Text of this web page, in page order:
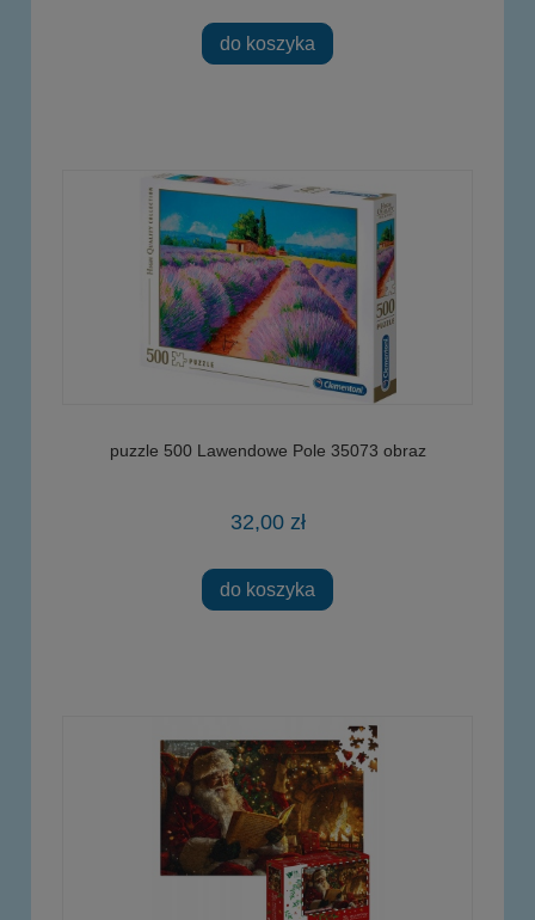
do koszyka
puzzle 500 Lawendowe Pole 35073 obraz
32,00 zł
do koszyka